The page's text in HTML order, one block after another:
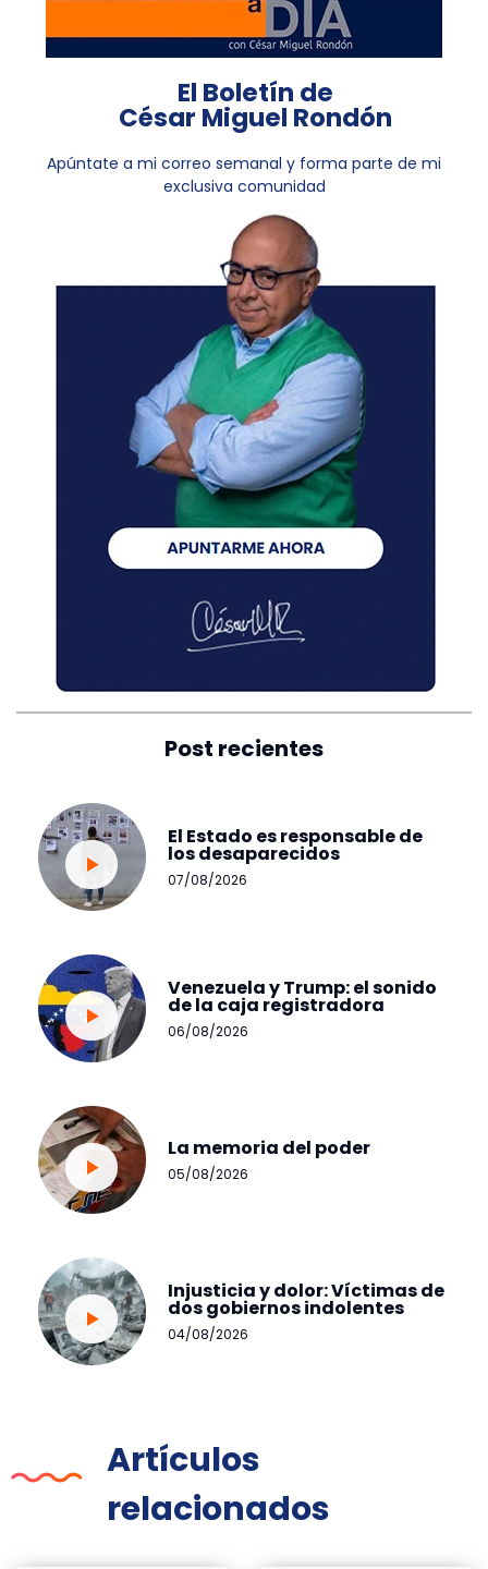
El Boletín de
César Miguel Rondón
Apúntate a mi correo semanal y forma parte de mi
exclusiva comunidad
Post recientes
El Estado es responsable de
los desaparecidos
07/08/2026
Venezuela y Trump: el sonido
de la caja registradora
06/08/2026
La memoria del poder
05/08/2026
Injusticia y dolor: Víctimas de
dos gobiernos indolentes
04/08/2026
Artículos
relacionados